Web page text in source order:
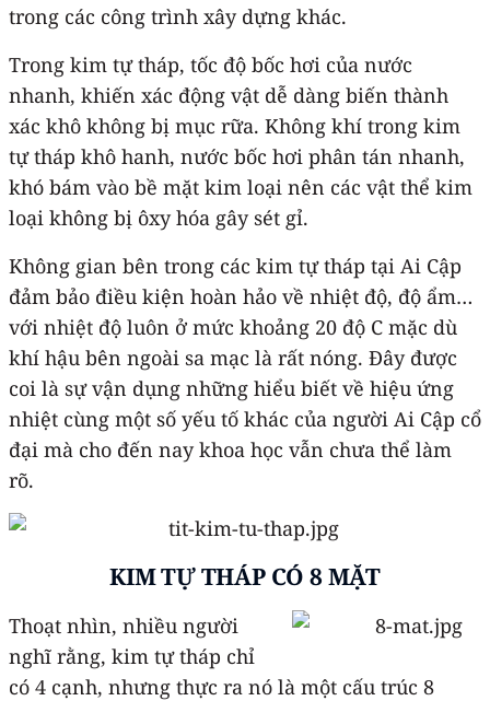
trong các công trình xây dựng khác.
Trong kim tự tháp, tốc độ bốc hơi của nước
nhanh, khiến xác động vật dễ dàng biến thành
xác khô không bị mục rữa. Không khí trong kim
tự tháp khô hanh, nước bốc hơi phân tán nhanh,
khó bám vào bề mặt kim loại nên các vật thể kim
loại không bị ôxy hóa gây sét gỉ.
Không gian bên trong các kim tự tháp tại Ai Cập
đảm bảo điều kiện hoàn hảo về nhiệt độ, độ ẩm…
với nhiệt độ luôn ở mức khoảng 20 độ C mặc dù
khí hậu bên ngoài sa mạc là rất nóng. Đây được
coi là sự vận dụng những hiểu biết về hiệu ứng
nhiệt cùng một số yếu tố khác của người Ai Cập cổ
đại mà cho đến nay khoa học vẫn chưa thể làm
rõ.
KIM TỰ THÁP CÓ 8 MẶT
Thoạt nhìn, nhiều người
nghĩ rằng, kim tự tháp chỉ
có 4 cạnh, nhưng thực ra nó là một cấu trúc 8